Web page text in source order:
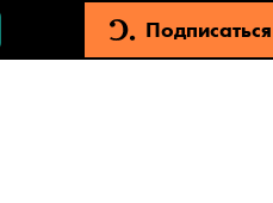
Подписаться